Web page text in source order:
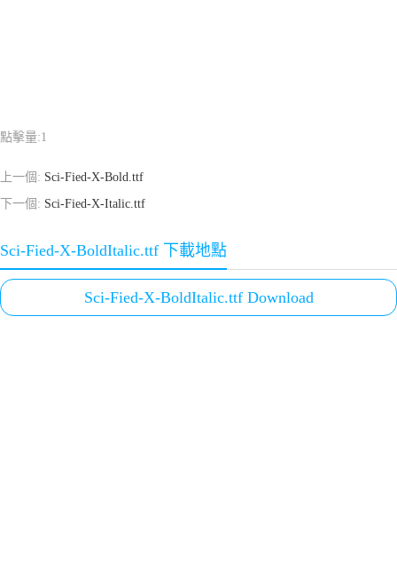
點擊量:1
上一個: Sci-Fied-X-Bold.ttf
下一個: Sci-Fied-X-Italic.ttf
Sci-Fied-X-BoldItalic.ttf 下載地點
Sci-Fied-X-BoldItalic.ttf Download